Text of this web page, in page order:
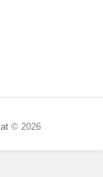
© 2026